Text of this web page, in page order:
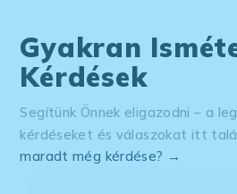
Gyakran
Kérdések
Segítünk Önnek eligazodni – a
kérdéseket és válaszokat itt
maradt még kérdése? →